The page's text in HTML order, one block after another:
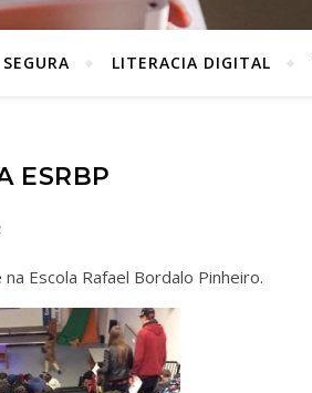
LITERACIA DIGITAL
ESRBP
Escola Rafael Bordalo Pinheiro.